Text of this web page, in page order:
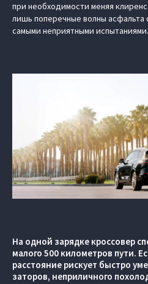
при необходимости меняя
лишь поперечные волны асфальта
самыми неприятными испытаниями.
На одной зарядке кроссовер
малого 500 километров пути.
расстояние рискует быстро
заторов, неприличного